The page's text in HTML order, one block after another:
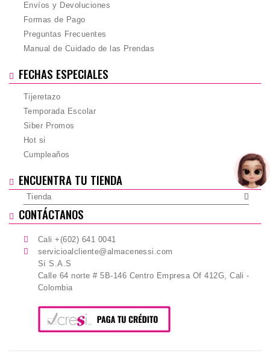
Envíos y Devoluciones
Formas de Pago
Preguntas Frecuentes
Manual de Cuidado de las Prendas
FECHAS ESPECIALES
Tijeretazo
Temporada Escolar
Siber Promos
Hot si
Cumpleaños
ENCUENTRA TU TIENDA
Tienda
CONTÁCTANOS
Cali +(602) 641 0041
servicioalcliente@almacenessi.com
Sí S.A.S
Calle 64 norte # 5B-146 Centro Empresa Of 412G, Cali -
Colombia